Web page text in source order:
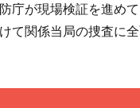
庁が現場検証を進め
て関係当局の捜査に